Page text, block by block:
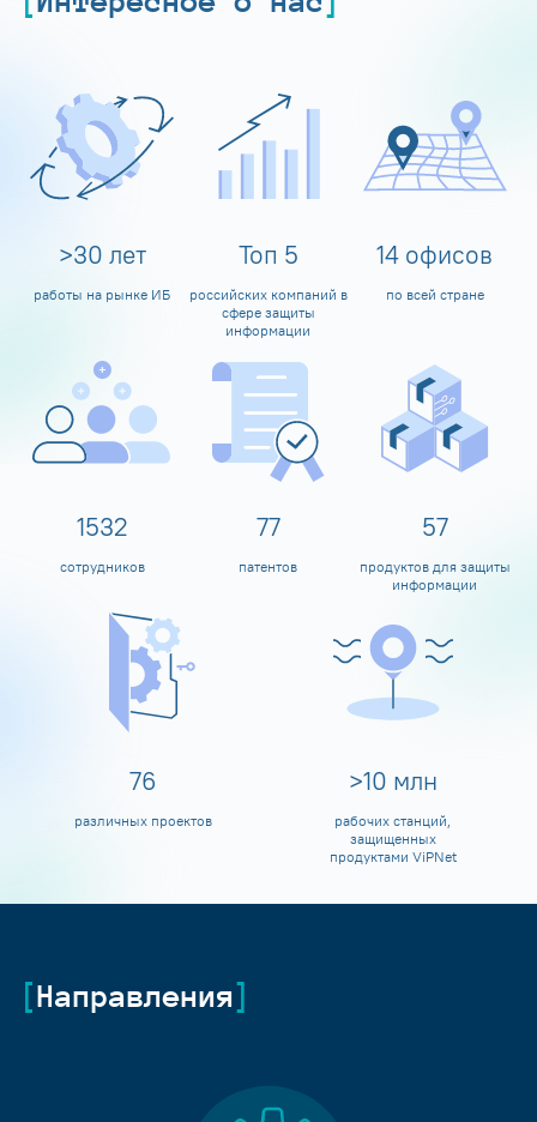
>30 лет
работы на рынке ИБ
Топ 5
российских компаний в
сфере защиты
информации
14 офисов
по всей стране
1600
сотрудников
80
патентов
60
продуктов для защиты
информации
80
различных проектов
>10 млн
рабочих станций,
защищенных
продуктами ViPNet
Направления